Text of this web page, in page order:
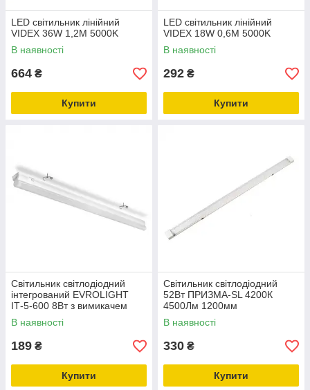
LED світильник лінійний
VIDEX 36W 1,2М 5000K
В наявності
664 ₴
Купити
LED світильник лінійний
VIDEX 18W 0,6М 5000K
В наявності
292 ₴
Купити
Світильник світлодіодний
інтегрований EVROLIGHT
IТ-5-600 8Вт з вимикачем
В наявності
189 ₴
Купити
Світильник світлодіодний
52Вт ПРИЗМА-SL 4200К
4500Лм 1200мм
В наявності
330 ₴
Купити